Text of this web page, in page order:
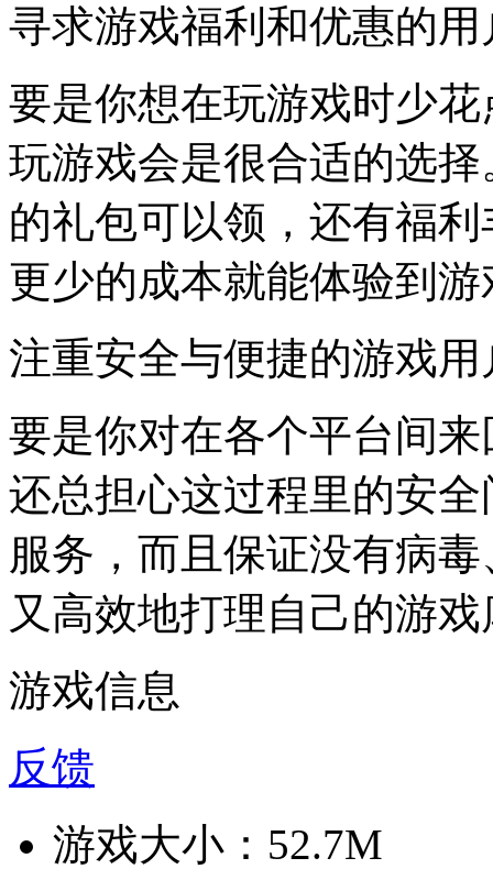
寻求游戏福利和优惠的用
要是你想在玩游戏时少
玩游戏会是很合适的选
的礼包可以领，还有福
更少的成本就能体验到
注重安全与便捷的游戏用
要是你对在各个平台间
还总担心这过程里的安
服务，而且保证没有病
又高效地打理自己的游
游戏信息
反馈
游戏大小： 52.7M